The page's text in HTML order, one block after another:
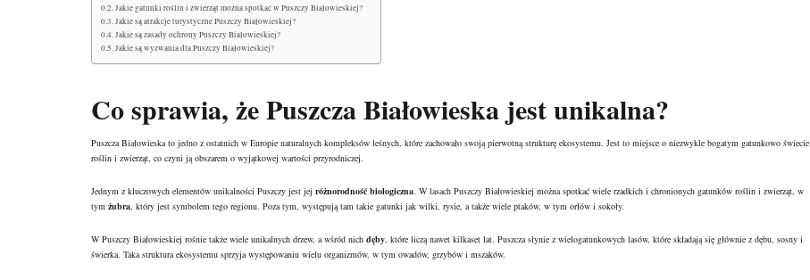
Jakie gatunki roślin i zwierząt można spotkać w Puszczy Białowieskiej?
Jakie są atrakcje turystyczne Puszczy Białowieskiej?
Jakie są zasady ochrony Puszczy Białowieskiej?
Jakie są wyzwania dla Puszczy Białowieskiej?
Co sprawia, że Puszcza Białowieska jest unikalna?
Puszcza Białowieska to jedno z ostatnich w Europie naturalnych kompleksów leśnych, które zachowało swoją pierwotną strukturę ekosystemu. Jest to miejsce o niezwykle bogatym gatunkowo świecie
roślin i zwierząt, co czyni ją obszarem o wyjątkowej wartości przyrodniczej.
Jednym z kluczowych elementów unikalności Puszczy jest jej różnorodność biologiczna. W lasach Puszczy Białowieskiej można spotkać wiele rzadkich i chronionych gatunków roślin i zwierząt, w
tym żubra, który jest symbolem tego regionu. Poza tym, występują tam takie gatunki jak wilki, rysie, a także wiele ptaków, w tym orłów i sokoły.
W Puszczy Białowieskiej rośnie także wiele unikalnych drzew, a wśród nich dęby, które liczą nawet kilkaset lat. Puszcza słynie z wielogatunkowych lasów, które składają się głównie z dębu, sosny i
świerka. Taka struktura ekosystemu sprzyja występowaniu wielu organizmów, w tym owadów, grzybów i mszaków.